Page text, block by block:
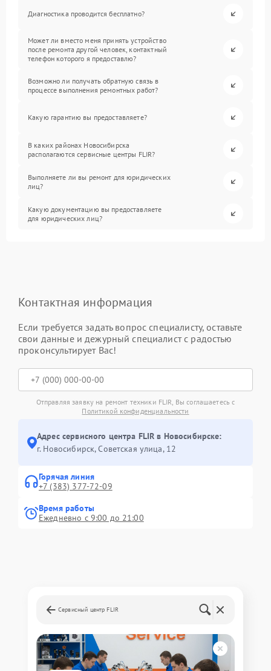
Диагностика проводится бесплатно?
Может ли вместо меня принять устройство
после ремонта другой человек, контактный
телефон которого я предоставлю?
Возможно ли получать обратную связь в
процессе выполнения ремонтных работ?
Какую гарантию вы предоставляете?
В каких районах Новосибирска
располагаются сервисные центры FLIR?
Выполняете ли вы ремонт для юридических
лиц?
Какую документацию вы предоставляете
для юридических лиц?
Контактная информация
Если требуется задать вопрос специалисту, оставьте
свои данные и дежурный специалист с радостью
проконсультирует Вас!
Отправляя заявку на ремонт техники FLIR, Вы соглашаетесь с
Политикой конфиденциальности
Адрес сервисного центра FLIR в Новосибирске:
г. Новосибирск, Советская улица, 12
Горячая линия
+7 (383) 377-72-09
Время работы
Ежедневно с 9:00 до 21:00
Сервисный центр FLIR